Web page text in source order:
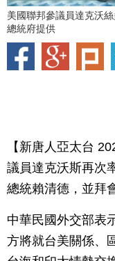
美國聯邦參議員達克沃
總統府提供
【新唐人亞太台
議員達克沃斯再次
總統賴清德，並拜
中華民國外交部表
方將就台美關係、